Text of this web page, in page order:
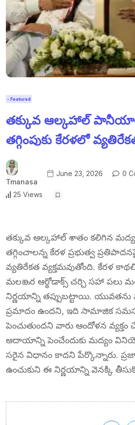
- Featured
తక్కువ ఆల్కహాల్
తగ్గింపుకు కేరళలో
Tmanasa
June 23, 2026 0
25 Views
తక్కువ ఆల్కహాల్ శాతం కలిగిన
తగ్గించాలన్న కేరళ ప్రభుత్వ
వ్యతిరేకత వ్యక్తమవుతోంది. కేరళ
మలങ്കర ఆర్థోడాక్స్ చర్చి సహా పలు
నిర్ణయాన్ని తప్పుబట్టాయి. యువతను
ప్రమాదం ఉందని, ఇది సామాజిక
పెంచుతుందని వారు ఆందోళన వ్యక్తం
ఆదాయాన్ని పెంచేందుకు మద్యం
సరైన విధానం కాదని పేర్కొన్నారు.
ఉంచుకుని ఈ నిర్ణయాన్ని వెనక్కి